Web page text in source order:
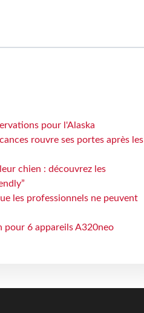
pour l'Alaska
rouvre ses portes après les
chien : découvrez les
les professionnels ne peuvent
pour 6 appareils A320neo